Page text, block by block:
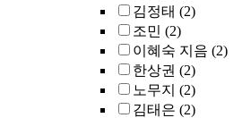
김정태 (2)
조민 (2)
이혜숙 지음 (2)
한상권 (2)
노무지 (2)
김태은 (2)